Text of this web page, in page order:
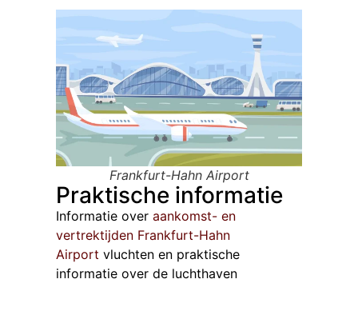
Frankfurt-Hahn Airport
Praktische informatie
Informatie over aankomst- en
vertrektijden Frankfurt-Hahn
Airport vluchten en praktische
informatie over de luchthaven